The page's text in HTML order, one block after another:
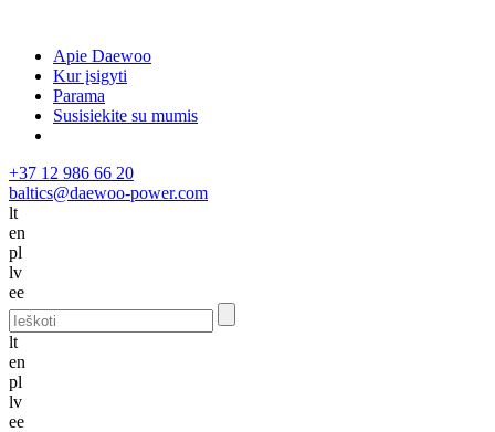
Apie Daewoo
Kur įsigyti
Parama
Susisiekite su mumis
+37 12 986 66 20
baltics@daewoo-power.com
lt
en
pl
lv
ee
lt
en
pl
lv
ee